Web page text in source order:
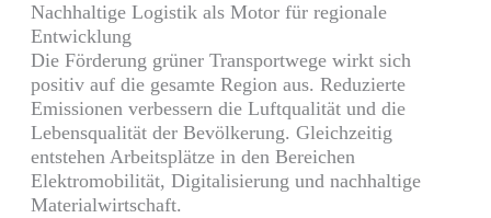
Nachhaltige Logistik als Motor für regionale
Entwicklung
Die Förderung grüner Transportwege wirkt sich
positiv auf die gesamte Region aus. Reduzierte
Emissionen verbessern die Luftqualität und die
Lebensqualität der Bevölkerung. Gleichzeitig
entstehen Arbeitsplätze in den Bereichen
Elektromobilität, Digitalisierung und nachhaltige
Materialwirtschaft.